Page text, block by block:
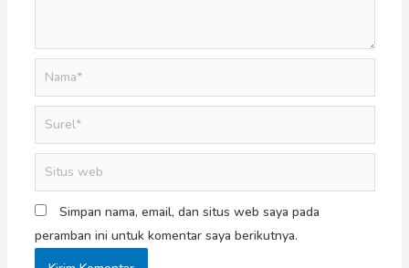
Simpan nama, email, dan situs web saya pada
peramban ini untuk komentar saya berikutnya.